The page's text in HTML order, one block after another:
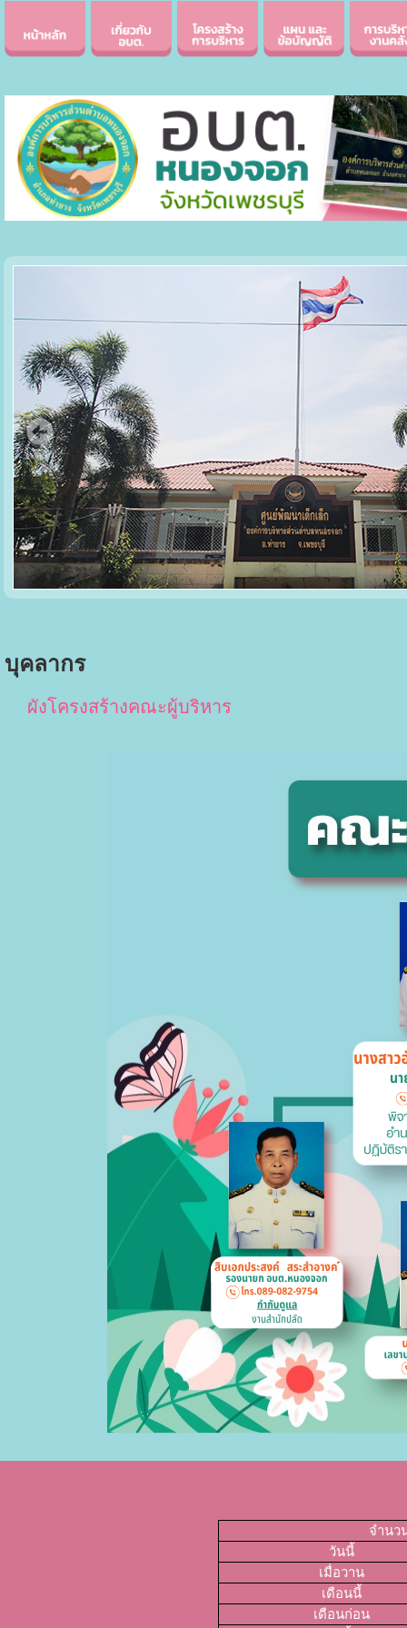
บุคลากร
ผังโครงสร้างคณะผู้บริหาร
จำนว
วันนี้
เมื่อวาน
เดือนนี้
เดือนก่อน